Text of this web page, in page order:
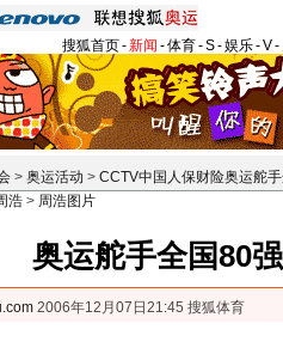
搜狐首页-新闻 -体育-S-娱乐-V-
> 奥运活动 > CCTV中国人保财险奥运舵
浩 > 周浩图片
奥运舵手全国80
2006年12月07日21:45 搜狐体育